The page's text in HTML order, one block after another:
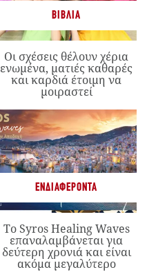
ΒΙΒΛΊΑ
Οι σχέσεις θέλουν χέρια
ενωμένα, ματιές καθαρές
και καρδιά έτοιμη να
μοιραστεί
ΕΝΔΙΑΦΈΡΟΝΤΑ
Το Syros Healing Waves
επαναλαμβάνεται για
δεύτερη χρονιά και είναι
ακόμα μεγαλύτερο